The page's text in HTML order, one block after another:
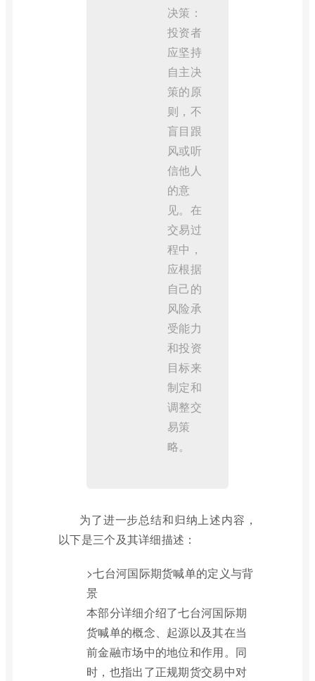
决策：
投资者
应坚持
自主决
策的原
则，不
盲目跟
风或听
信他人
的意
见。在
交易过
程中，
应根据
自己的
风险承
受能力
和投资
目标来
制定和
调整交
易策
略。
为了进一步总结和归纳上述内容，
以下是三个及其详细描述：
>七台河国际期货喊单的定义与背
景
本部分详细介绍了七台河国际期
货喊单的概念、起源以及其在当
前金融市场中的地位和作用。同
时，也指出了正规期货交易中对